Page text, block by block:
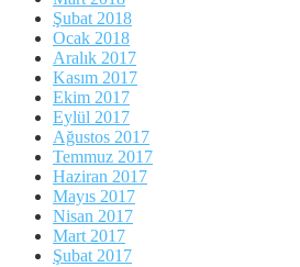
Şubat 2018
Ocak 2018
Aralık 2017
Kasım 2017
Ekim 2017
Eylül 2017
Ağustos 2017
Temmuz 2017
Haziran 2017
Mayıs 2017
Nisan 2017
Mart 2017
Şubat 2017